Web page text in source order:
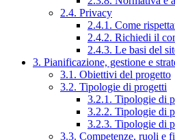
2.4. Privacy
2.4.1. Come
2.4.2. Richiedi il
2.4.3. Le basi del
3. Pianificazione, gestione e
3.1. Obiettivi del progetto
3.2. Tipologie di progetti
3.2.1. Tipologie di
3.2.2. Tipologie di
3.2.3. Tipologie di
3.3. Competenze, ruoli e